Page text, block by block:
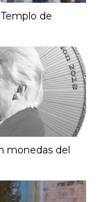
de
monedas del